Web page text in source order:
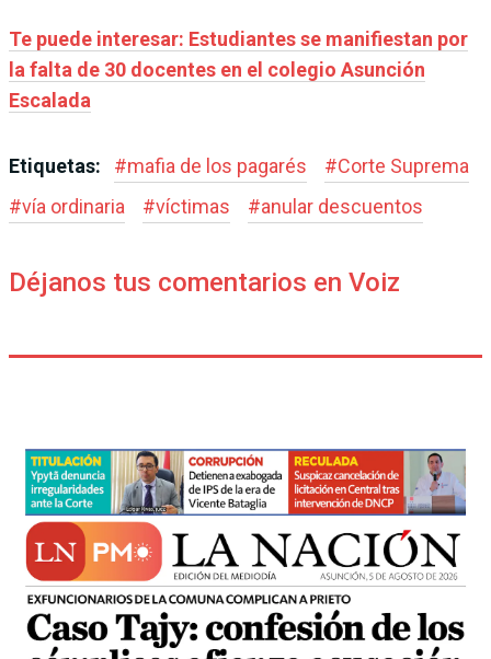
Te puede interesar: Estudiantes se manifiestan por
la falta de 30 docentes en el colegio Asunción
Escalada
Etiquetas: #mafia de los pagarés #Corte Suprema
#vía ordinaria #víctimas #anular descuentos
Déjanos tus comentarios en Voiz